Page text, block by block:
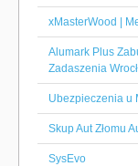
xMasterWood |
Alumark Plus
Zadaszenia
Ubezpieczenia u
Skup Aut Złomu
SysEvo